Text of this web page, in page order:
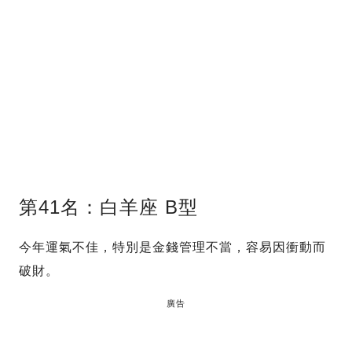
第41名：白羊座 B型
今年運氣不佳，特別是金錢管理不當，容易因衝動而
破財。
廣告